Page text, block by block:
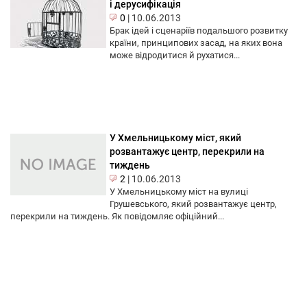
і дерусифікація
0 | 10.06.2013
Брак ідей і сценаріїв подальшого розвитку
країни, принципових засад, на яких вона
може відродитися й рухатися...
У Хмельницькому міст, який
розвантажує центр, перекрили на
тиждень
2 | 10.06.2013
У Хмельницькому міст на вулиці
Грушевського, який розвантажує центр,
перекрили на тиждень. Як повідомляє офіційний...